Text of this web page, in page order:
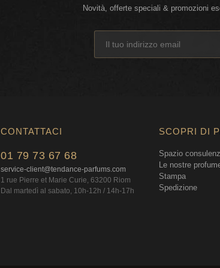
Novità, offerte speciali & promozioni
CONTATTACI
01 79 73 67 68
service-client@tendance-parfums.com
1 rue Pierre et Marie Curie, 63200 Riom
Dal martedì al sabato, 10h-12h / 14h-17h
SCOPRI DI
Spazio
Le nostre
Stampa
Spedizione